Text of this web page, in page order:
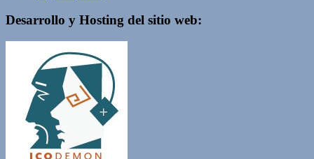
Desarrollo y Hosting del sitio web: